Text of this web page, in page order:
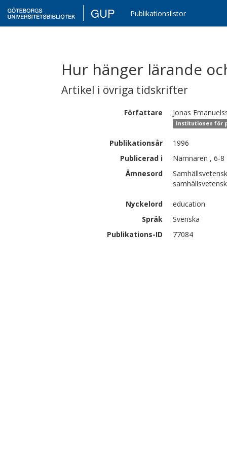
GUP Publikationslistor
Hur hänger lärande
Artikel i övriga tidskrifter
Författare Jonas
Institutionen för
Publikationsår
1996
Publicerad i
Nämnaren , 6-8
Ämnesord
Nyckelord
education
Språk
Svenska
Publikations-ID
77084